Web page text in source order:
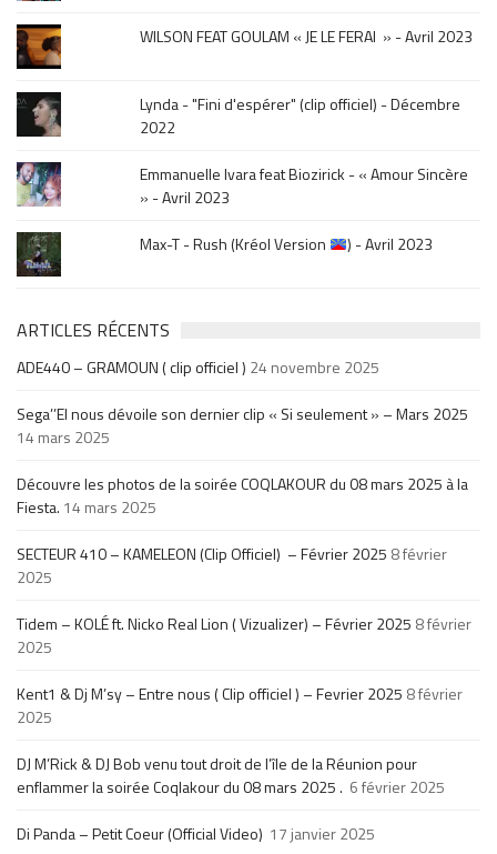
WILSON FEAT GOULAM « JE LE FERAI » - Avril 2023
Lynda - "Fini d'espérer" (clip officiel) - Décembre
2022
Emmanuelle Ivara feat Biozirick - « Amour Sincère
» - Avril 2023
Max-T - Rush (Kréol Version
) - Avril 2023
ARTICLES RÉCENTS
ADE440 – GRAMOUN ( clip officiel ) 24 novembre 2025
Sega’’El nous dévoile son dernier clip « Si seulement » – Mars 2025
14 mars 2025
Découvre les photos de la soirée COQLAKOUR du 08 mars 2025 à la
Fiesta. 14 mars 2025
SECTEUR 410 – KAMELEON (Clip Officiel) – Février 2025 8 février
2025
Tidem – KOLÉ ft. Nicko Real Lion ( Vizualizer) – Février 2025 8 février
2025
Kent1 & Dj M’sy – Entre nous ( Clip officiel ) – Fevrier 2025 8 février
2025
DJ M’Rick & DJ Bob venu tout droit de l’île de la Réunion pour
enflammer la soirée Coqlakour du 08 mars 2025 . 6 février 2025
Di Panda – Petit Coeur (Official Video) 17 janvier 2025